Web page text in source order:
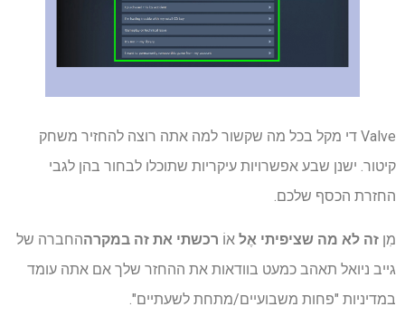
Valve די מקל בכל מה שקשור למה אתה רוצה להחזיר משחק
קיטור. ישנן שבע אפשרויות עיקריות שתוכלו לבחור בהן לגבי
החזרת הכסף שלכם.
מִן זה לא מה שציפיתי אֶל אוֹ רכשתי את זה במקרההחברה של
גייב ניואל תאהב כמעט בוודאות את ההחזר שלך אם אתה עומד
במדיניות "פחות משבועיים/מתחת לשעתיים".